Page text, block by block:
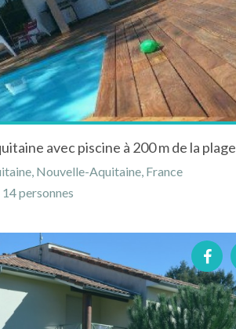
avec piscine à 200 m de la plage
Nouvelle-Aquitaine, France
personnes